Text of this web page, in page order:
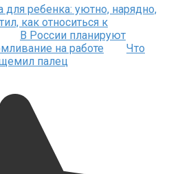
ребенка: уютно, нарядно,
как относиться к
В России планируют
на работе
Что
палец